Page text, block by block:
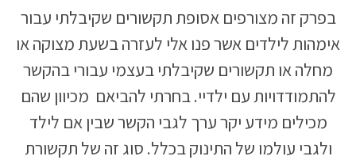
בפרק זה מצורפים אסופת תקשורים שקיבלתי עבור
אימהות לילדים אשר פנו אלי לעזרה בשעת מצוקה או
מחלה או תקשורים שקיבלתי בעצמי עבורי בהקשר
להתמודדויות עם ילדיי. בחרתי להביאם מכיוון שהם
מכילים מידע יקר ערך לגבי הקשר שבין אם לילד
ולגבי עולמו של התינוק בכלל. סוג זה של תקשורת